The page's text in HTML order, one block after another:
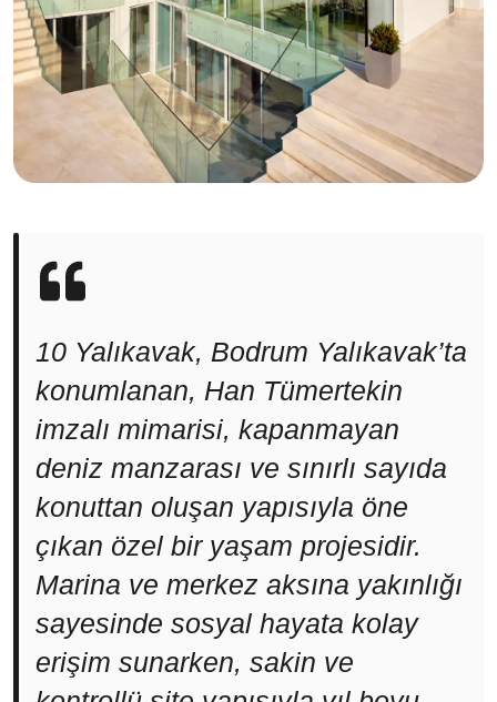
10 Yalıkavak, Bodrum Yalıkavak’ta
konumlanan, Han Tümertekin
imzalı mimarisi, kapanmayan
deniz manzarası ve sınırlı sayıda
konuttan oluşan yapısıyla öne
çıkan özel bir yaşam projesidir.
Marina ve merkez aksına yakınlığı
sayesinde sosyal hayata kolay
erişim sunarken, sakin ve